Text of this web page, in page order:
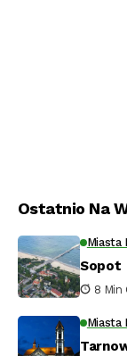
Ostatnio Na
Miasta
Sopot
8 Min
Miasta